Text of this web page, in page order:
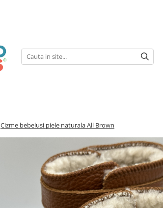
Cizme bebelusi piele naturala All Brown